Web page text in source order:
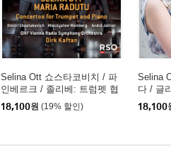
Selina Ott 쇼스타코비치 / 파
인베르크 / 졸리베: 트럼펫 협
주곡 (Concertos For Trumpet
and Piano)
18,100원 (19% 할인)
Selina
다 / 글
외
e:
18,100